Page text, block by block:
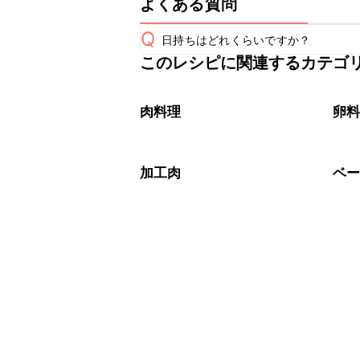
よくある質問
Q 日持ちはどれくらいですか？
保存期間は冷蔵で当日中が目安です
※日持ちは目安です。
このレシピに関連するカテゴ
肉料理 卵
加工肉 ベ